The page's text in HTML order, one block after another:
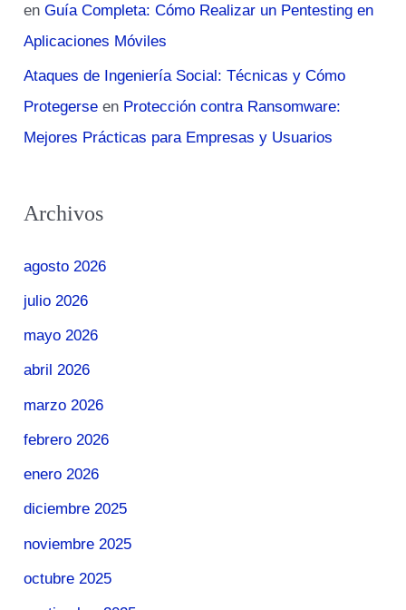
enGuía Completa: Cómo Realizar un Pentesting en
Aplicaciones Móviles
Ataques de Ingeniería Social: Técnicas y Cómo
Protegerse en Protección contra Ransomware:
Mejores Prácticas para Empresas y Usuarios
Archivos
agosto 2026
julio 2026
mayo 2026
abril 2026
marzo 2026
febrero 2026
enero 2026
diciembre 2025
noviembre 2025
octubre 2025